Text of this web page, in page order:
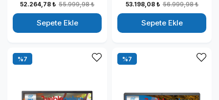
Taşınabilir Dizüstü Bilgisayar
883A100GPTR11
52.264,78 ₺ 55.999,98 ₺
Sepete Ekle
Taşınabilir Dizüstü Bilgisayar
883A100GPTR09
53.198,08 ₺ 56.999,98 ₺
Sepete Ekle
%7 %7